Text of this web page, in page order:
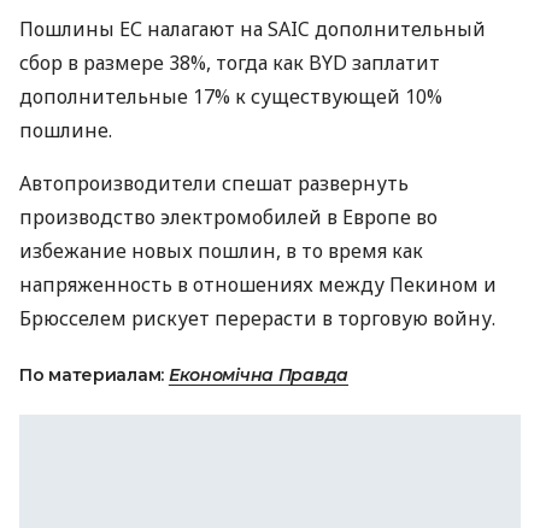
Пошлины ЕС налагают на SAIC дополнительный
сбор в размере 38%, тогда как BYD заплатит
дополнительные 17% к существующей 10%
пошлине.
Автопроизводители спешат развернуть
производство электромобилей в Европе во
избежание новых пошлин, в то время как
напряженность в отношениях между Пекином и
Брюсселем рискует перерасти в торговую войну.
По материалам: Економічна Правда